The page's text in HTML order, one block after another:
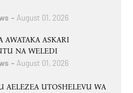
August 01, 2026
AWATAKA ASKARI
NA WELEDI
August 01, 2026
AELEZEA UTOSHELEVU WA